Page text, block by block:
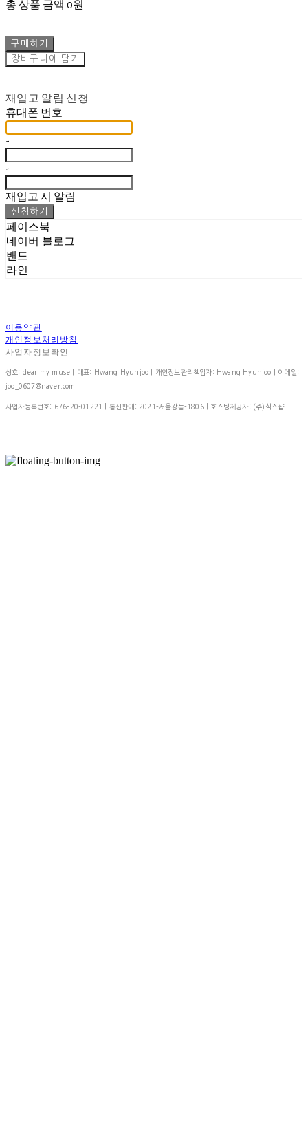
총 상품 금액 0원
구매하기
장바구니에 담기
재입고 알림 신청
휴대폰 번호
-
-
재입고 시 알림
신청하기
페이스북
네이버 블로그
밴드
라인
이용약관
개인정보처리방침
사업자정보확인
상호: dear my muse | 대표: Hwang Hyunjoo | 개인정보관리책임자: Hwang Hyunjoo | 이메일:
joo_0607@naver.com
사업자등록번호: 676-20-01221 | 통신판매: 2021-서울강동-1806| 호스팅제공자: (주)식스샵